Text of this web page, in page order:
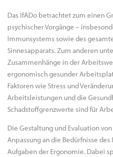
Das IfADo betrachtet zum einen
psychischer Vorgänge –
Immunsystems sowie des
Sinnesapparats. Zum anderen
Zusammenhänge in der
ergonomisch gesunder
Faktoren wie Stress und
Arbeitsleistungen und die
Schadstoffgrenzwerte sind für
Die Gestaltung und Evaluation
Anpassung an die Bedürfnisse
Aufgaben der Ergonomie. Dabei